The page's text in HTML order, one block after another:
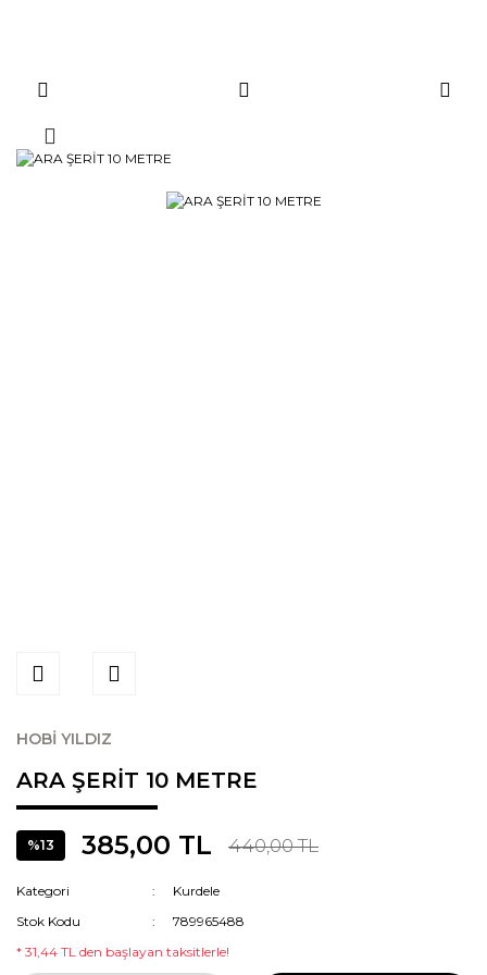
HOBİ YILDIZ
ARA ŞERİT 10 METRE
%13 385,00 TL 440,00 TL
Kategori
Kurdele
Stok Kodu
789965488
* 31,44 TL den başlayan taksitlerle!